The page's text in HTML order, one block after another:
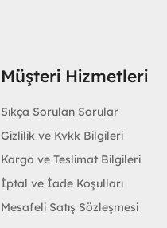
Müşteri Hizmetleri
Sıkça Sorulan Sorular
Gizlilik ve Kvkk Bilgileri
Kargo ve Teslimat Bilgileri
İptal ve İade Koşulları
Mesafeli Satış Sözleşmesi